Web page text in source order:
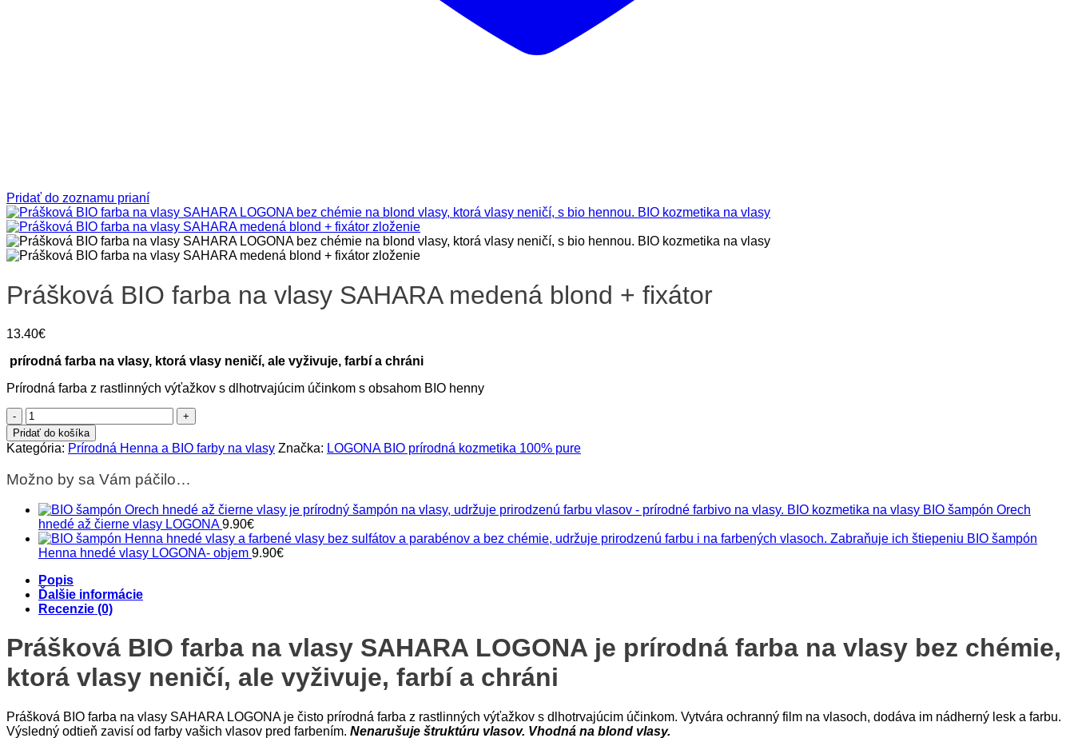
Pridať do zoznamu prianí
Prášková BIO farba na vlasy SAHARA medená blond + fixátor
13.40€
prírodná farba na vlasy, ktorá vlasy neničí, ale vyživuje, farbí a chráni
Prírodná farba z rastlinných výťažkov s dlhotrvajúcim účinkom s obsahom BIO henny
množstvo
Prášková
BIO
farba
na
vlasy
SAHARA
medená
blond
+
fixátor
Pridať do košíka
Kategória: Prírodná Henna a BIO farby na vlasy Značka: LOGONA BIO prírodná kozmetika 100% pure
Možno by sa Vám páčilo…
BIO šampón Orech
hnedé až čierne vlasy LOGONA 9.90€
BIO šampón
Henna hnedé vlasy LOGONA- objem 9.90€
Popis
Ďalšie informácie
Recenzie (0)
Prášková BIO farba na vlasy SAHARA LOGONA je prírodná farba na vlasy bez chémie,
ktorá vlasy neničí, ale vyživuje, farbí a chráni
Prášková BIO farba na vlasy SAHARA LOGONA je čisto prírodná farba z rastlinných výťažkov s dlhotrvajúcim účinkom. Vytvára ochranný film na vlasoch, dodáva im nádherný lesk a farbu.
Výsledný odtieň zavisí od farby vašich vlasov pred farbením. Nenarušuje štruktúru vlasov. Vhodná na blond vlasy.